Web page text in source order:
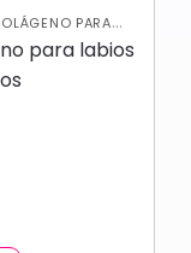
PARA
para labios